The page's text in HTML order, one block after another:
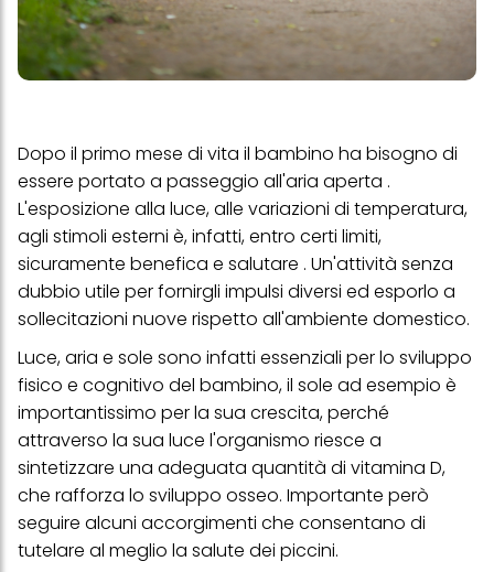
Dopo il primo mese di vita il bambino ha bisogno di
essere portato a passeggio all'aria aperta .
L'esposizione alla luce, alle variazioni di temperatura,
agli stimoli esterni è, infatti, entro certi limiti,
sicuramente benefica e salutare . Un'attività senza
dubbio utile per fornirgli impulsi diversi ed esporlo a
sollecitazioni nuove rispetto all'ambiente domestico.
Luce, aria e sole sono infatti essenziali per lo sviluppo
fisico e cognitivo del bambino, il sole ad esempio è
importantissimo per la sua crescita, perché
attraverso la sua luce l'organismo riesce a
sintetizzare una adeguata quantità di vitamina D,
che rafforza lo sviluppo osseo. Importante però
seguire alcuni accorgimenti che consentano di
tutelare al meglio la salute dei piccini.